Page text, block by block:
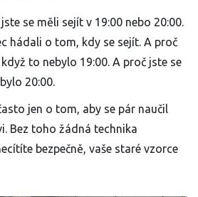
se měli sejít v 19:00 nebo 20:00.
hádali o tom, kdy se sejít. A proč
to nebylo 19:00. A proč jste se
20:00.
jen o tom, aby se pár naučil
Bez toho žádná technika
bezpečně, vaše staré vzorce